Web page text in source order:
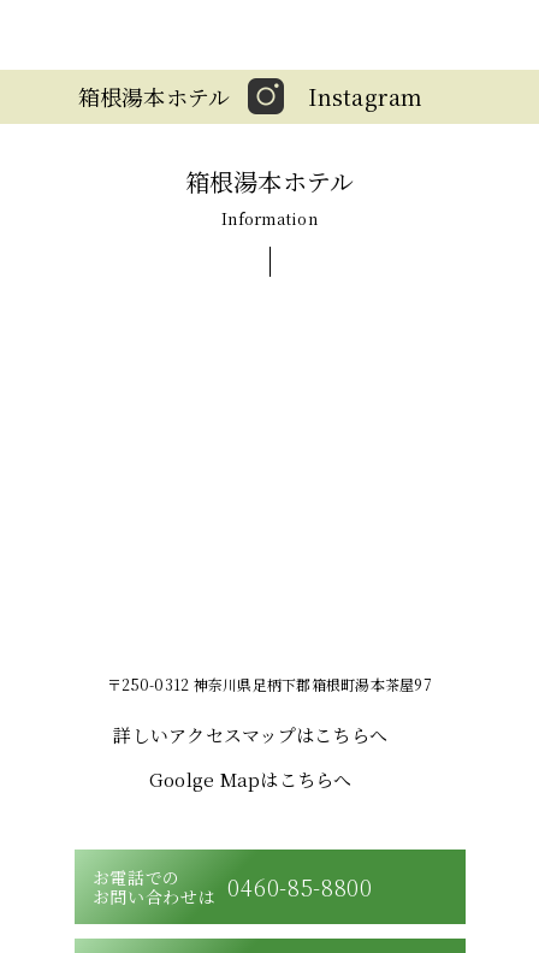
箱根湯本ホテル Instagram
箱根湯本ホテル
Information
〒250-0312 神奈川県足柄下郡箱根町湯本茶屋97
詳しいアクセスマップはこちらへ
Goolge Mapはこちらへ
お電話での
お問い合わせは 0460-85-8800